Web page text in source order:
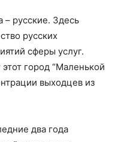
– русские. Здесь
русских
сферы услуг.
город “Маленькой
выходцев из
два года